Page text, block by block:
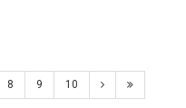
8 9 10